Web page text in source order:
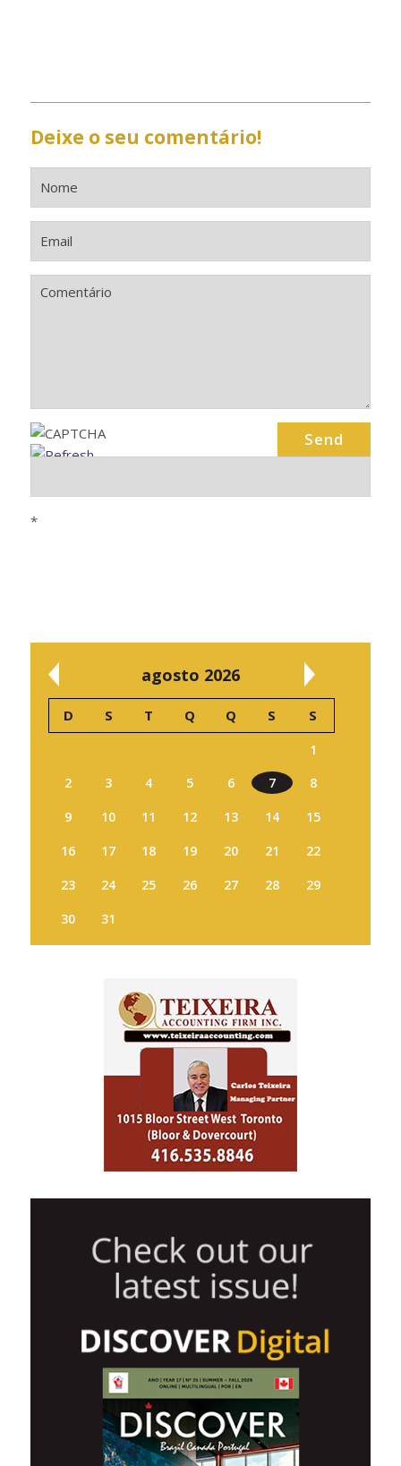
Deixe o seu comentário!
*
agosto 2026
D S T Q Q S S
1
2
3 4 5 6 7
8
9
10 11 12 13 14
15
16
17 18 19 20 21
22
23
24 25 26 27 28
29
30
31